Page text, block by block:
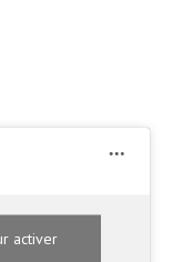
activer